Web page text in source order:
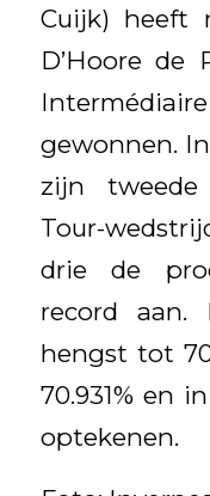
Cuijk) heeft
D’Hoore de
gewonnen.
zijn tweede
Tour-
drie de
record
hengst tot
70.931% en
optekenen.